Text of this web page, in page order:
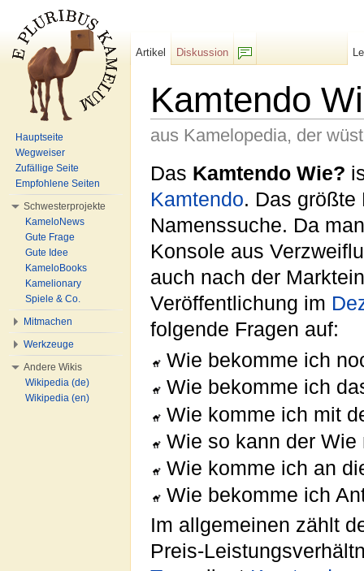
Kamtendo
aus Kamelopedia, der
Das Kamtendo Wie?
Kamtendo. Das größte
Namenssuche. Da
Konsole aus
auch nach der
Veröffentlichung im
folgende Fragen auf:
Wie bekomme ich
Wie bekomme ich
Wie komme ich mit
Wie so kann der
Wie komme ich an
Wie bekomme ich
Im allgemeinen zählt
Preis-
Artikel
Diskussion
Hauptseite
Wegweiser
Zufällige Seite
Empfohlene Seiten
Schwesterprojekte
KameloNews
Gute Frage
Gute Idee
KameloBooks
Kamelionary
Spiele & Co.
Mitmachen
Werkzeuge
Andere Wikis
Wikipedia (de)
Wikipedia (en)